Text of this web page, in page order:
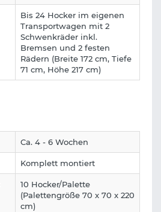
Bis 24 Hocker im eigenen
Transportwagen mit 2
Schwenkräder inkl.
Bremsen und 2 festen
Rädern (Breite 172 cm, Tiefe
71 cm, Höhe 217 cm)
Ca. 4 - 6 Wochen
Komplett montiert
10 Hocker/Palette
(Palettengröße 70 x 70 x 220
cm)